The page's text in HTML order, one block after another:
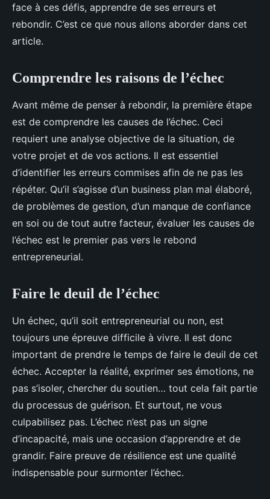
face à ces défis, apprendre de ses erreurs et
rebondir. C’est ce que nous allons aborder dans cet
article.
Comprendre les raisons de l’échec
Avant même de penser à rebondir, la première étape
est de comprendre les causes de l’échec. Ceci
requiert une analyse objective de la situation, de
votre projet et de vos actions. Il est essentiel
d’identifier les erreurs commises afin de ne pas les
répéter. Qu’il s’agisse d’un business plan mal élaboré,
de problèmes de gestion, d’un manque de confiance
en soi ou de tout autre facteur, évaluer les causes de
l’échec est le premier pas vers le rebond
entrepreneurial.
Faire le deuil de l’échec
Un échec, qu’il soit entrepreneurial ou non, est
toujours une épreuve difficile à vivre. Il est donc
important de prendre le temps de faire le deuil de cet
échec. Accepter la réalité, exprimer ses émotions, ne
pas s’isoler, chercher du soutien… tout cela fait partie
du processus de guérison. Et surtout, ne vous
culpabilisez pas. L’échec n’est pas un signe
d’incapacité, mais une occasion d’apprendre et de
grandir. Faire preuve de résilience est une qualité
indispensable pour surmonter l’échec.